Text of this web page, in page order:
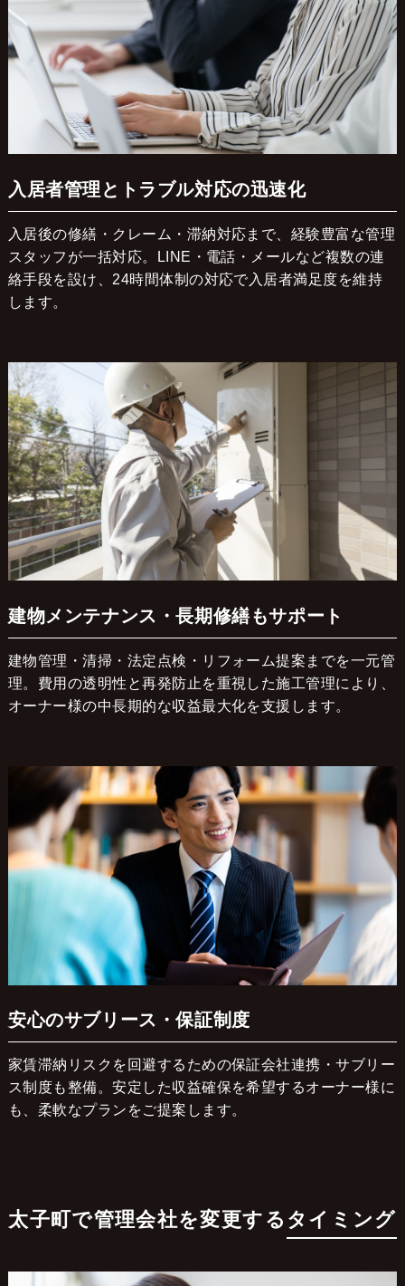
入居者管理とトラブル対応の迅速化
入居後の修繕・クレーム・滞納対応まで、経験豊富な管理
スタッフが一括対応。LINE・電話・メールなど複数の連
絡手段を設け、24時間体制の対応で入居者満足度を維持
します。
建物メンテナンス・長期修繕もサポート
建物管理・清掃・法定点検・リフォーム提案までを一元管
理。費用の透明性と再発防止を重視した施工管理により、
オーナー様の中長期的な収益最大化を支援します。
安心のサブリース・保証制度
家賃滞納リスクを回避するための保証会社連携・サブリー
ス制度も整備。安定した収益確保を希望するオーナー様に
も、柔軟なプランをご提案します。
太子町で管理会社を変更する タイミング